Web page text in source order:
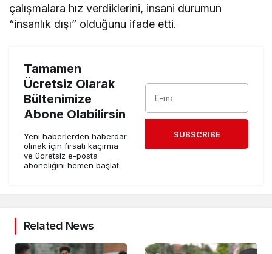
çalışmalara hız verdiklerini, insani durumun
“insanlık dışı” olduğunu ifade etti.
Tamamen
Ücretsiz Olarak
Bültenimize
Abone Olabilirsin
Yeni haberlerden haberdar
olmak için fırsatı kaçırma
ve ücretsiz e-posta
aboneliğini hemen başlat.
SUBSCRIBE
Related News